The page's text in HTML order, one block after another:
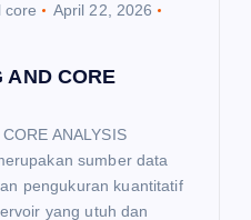
core
April 22, 2026
AND CORE
ANALYSIS
sumber data
pengukuran kuantitatif
yang utuh dan